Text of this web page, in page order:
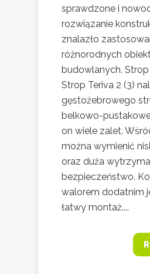
sprawdzone i
rozwiązanie
znalazło
różnorodnych
budowlanych. Strop
Strop Teriva 2 (3)
gęstożebrowego
belkowo-
on wiele zalet.
można wymienić
oraz duża
bezpieczeństwo.
walorem dodatnim
łatwy montaż....